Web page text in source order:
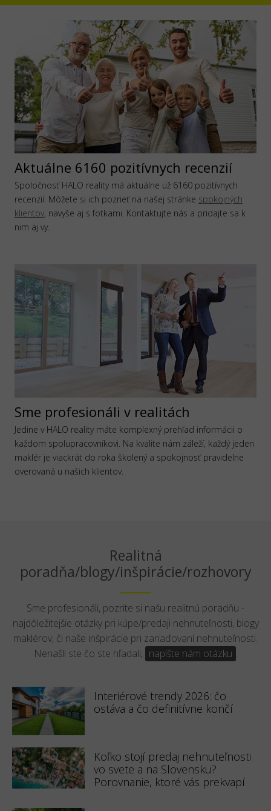
Aktuálne 6160 pozitívnych recenzií
Spoločnosť HALO reality má aktuálne už 6160 pozitívnych
recenzií. Môžete si ich pozrieť na našej stránke spokojných
klientov, navyše aj s fotkami. Kontaktujte nás a pridajte sa k
nim aj vy.
Sme profesionáli v realitách
Jedine v HALO reality máte komplexný prehľad informácii o
každom spolupracovníkovi. Na kvalite nám záleží, každý jeden
maklér je viackrát do roka školený a spokojnosť pravidelne
overovaná u našich klientov.
Realitná
poradňa/blogy/inšpirácie/rozhovory
Sme profesionáli, pozrite si našu realitnú poradňu -
najdôležitejšie otázky pri kúpe/predaji nehnuteľnosti, blogy
maklérov, či naše inšpirácie pri zariaďovaní nehnuteľnosti.
Nenašli ste čo ste hľadali, napíšte nám otázku .
Interiérové trendy 2026: čo
ostáva a čo definitívne končí
Koľko stojí predaj nehnuteľnosti
vo svete a na Slovensku?
Porovnanie, ktoré vás prekvapí